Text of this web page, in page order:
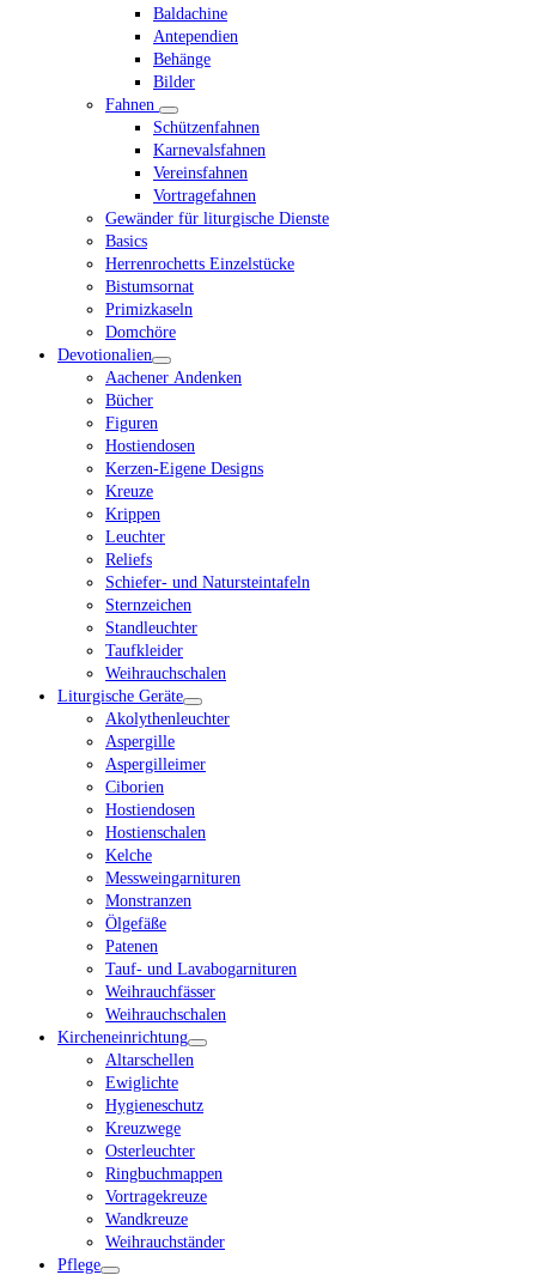
Baldachine
Antependien
Behänge
Bilder
Fahnen
Schützenfahnen
Karnevalsfahnen
Vereinsfahnen
Vortragefahnen
Gewänder für liturgische Dienste
Basics
Herrenrochetts Einzelstücke
Bistumsornat
Primizkaseln
Domchöre
Devotionalien
Aachener Andenken
Bücher
Figuren
Hostiendosen
Kerzen-Eigene Designs
Kreuze
Krippen
Leuchter
Reliefs
Schiefer- und Natursteintafeln
Sternzeichen
Standleuchter
Taufkleider
Weihrauchschalen
Liturgische Geräte
Akolythenleuchter
Aspergille
Aspergilleimer
Ciborien
Hostiendosen
Hostienschalen
Kelche
Messweingarnituren
Monstranzen
Ölgefäße
Patenen
Tauf- und Lavabogarnituren
Weihrauchfässer
Weihrauchschalen
Kircheneinrichtung
Altarschellen
Ewiglichte
Hygieneschutz
Kreuzwege
Osterleuchter
Ringbuchmappen
Vortragekreuze
Wandkreuze
Weihrauchständer
Pflege